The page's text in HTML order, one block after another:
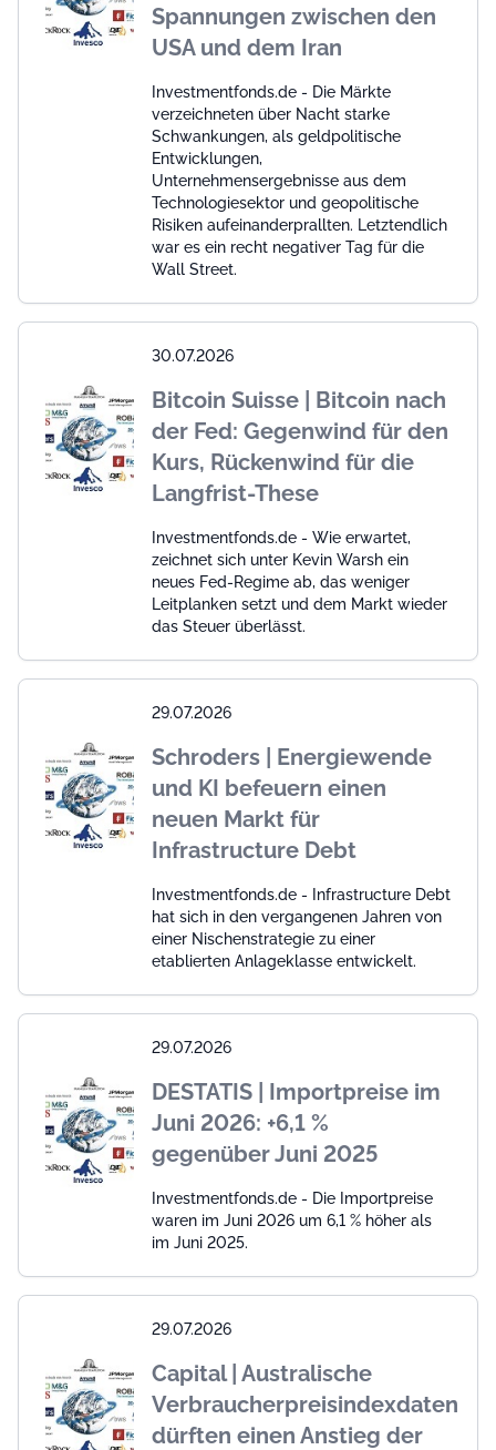
Spannungen zwischen den
USA und dem Iran
Investmentfonds.de - Die Märkte
verzeichneten über Nacht starke
Schwankungen, als geldpolitische
Entwicklungen,
Unternehmensergebnisse aus dem
Technologiesektor und geopolitische
Risiken aufeinanderprallten. Letztendlich
war es ein recht negativer Tag für die
Wall Street.
30.07.2026
Bitcoin Suisse | Bitcoin nach
der Fed: Gegenwind für den
Kurs, Rückenwind für die
Langfrist-These
Investmentfonds.de - Wie erwartet,
zeichnet sich unter Kevin Warsh ein
neues Fed-Regime ab, das weniger
Leitplanken setzt und dem Markt wieder
das Steuer überlässt.
29.07.2026
Schroders | Energiewende
und KI befeuern einen
neuen Markt für
Infrastructure Debt
Investmentfonds.de - Infrastructure Debt
hat sich in den vergangenen Jahren von
einer Nischenstrategie zu einer
etablierten Anlageklasse entwickelt.
29.07.2026
DESTATIS | Importpreise im
Juni 2026: +6,1 %
gegenüber Juni 2025
Investmentfonds.de - Die Importpreise
waren im Juni 2026 um 6,1 % höher als
im Juni 2025.
29.07.2026
Capital | Australische
Verbraucherpreisindexdaten
dürften einen Anstieg der